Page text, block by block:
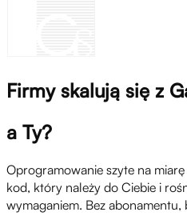
Firmy skalują się z
a Ty?
Oprogramowanie szyte na
kod, który należy do Ciebie i
wymaganiem. Bez abonamentu,